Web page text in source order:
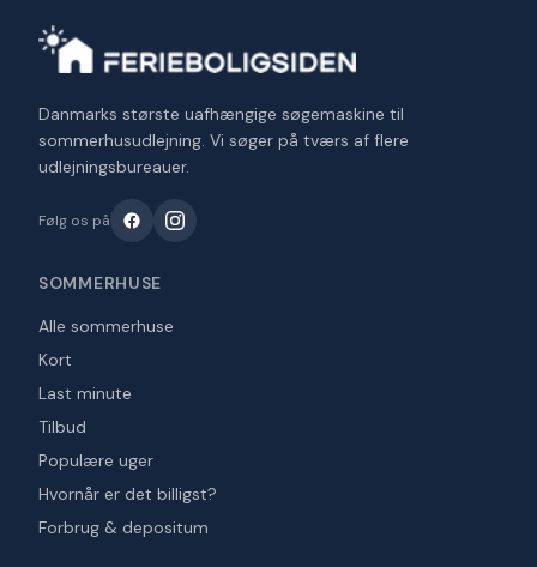
Danmarks største uafhængige søgemaskine til
sommerhusudlejning. Vi søger på tværs af flere
udlejningsbureauer.
Følg os på
SOMMERHUSE
Alle sommerhuse
Kort
Last minute
Tilbud
Populære uger
Hvornår er det billigst?
Forbrug & depositum